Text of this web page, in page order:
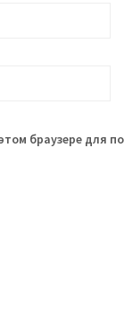
браузере для